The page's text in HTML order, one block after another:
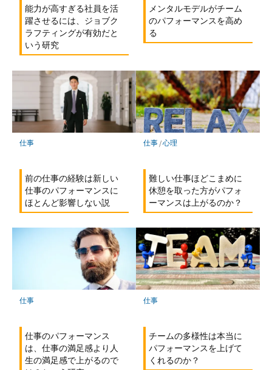
能力が高すぎる社員を活
躍させるには、ジョブク
ラフティングが有効だと
いう研究
メンタルモデルがチーム
のパフォーマンスを高め
る
仕事
前の仕事の経験は新しい
仕事のパフォーマンスに
ほとんど影響しない説
仕事/心理
難しい仕事ほどこまめに
休憩を取った方がパフォ
ーマンスは上がるのか？
仕事
仕事のパフォーマンス
は、仕事の満足感より人
生の満足感で上がるので
仕事
チームの多様性は本当に
パフォーマンスを上げて
くれるのか？